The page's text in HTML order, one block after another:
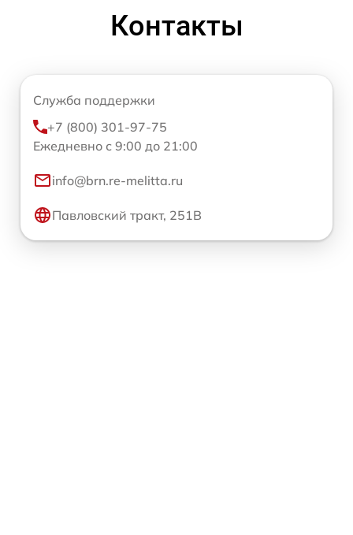
Контакты
Служба поддержки
+7 (800) 301-97-75
Ежедневно с 9:00 до 21:00
info@brn.re-melitta.ru
Павловский тракт, 251В